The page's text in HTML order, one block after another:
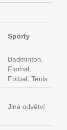
Sporty
Badminton,
Florbal,
Fotbal, Tenis
Jiná odvětví